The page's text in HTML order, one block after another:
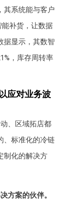
其系统能与客户
能补货，让数据
据显示，其数智
，库存周转率
应对业务波
、区域拓店都
、标准化的冷链
制化的解决方
方案的伙伴。